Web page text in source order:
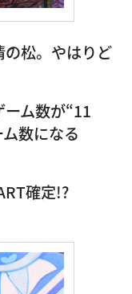
松。やはりど
ム数が“11
数になる
確定!?